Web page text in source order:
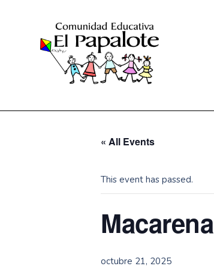
« All Events
This event has passed.
Macarena
octubre 21, 2025